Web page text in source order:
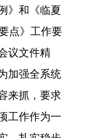
》和《临夏
点》工作要
议文件精
加强全系统
来抓，要求
工作作为一